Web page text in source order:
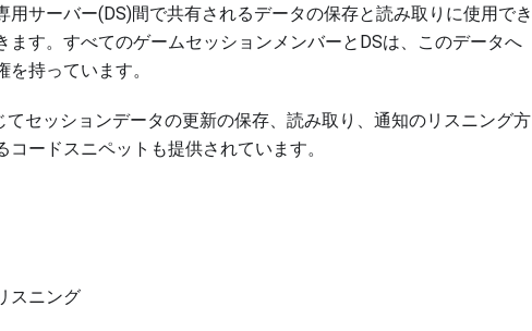
用サーバー(DS)間で共有されるデータの保存と読み取りに使用でき
ます。すべてのゲームセッションメンバーとDSは、このデータへ
持っています。
てセッションデータの更新の保存、読み取り、通知のリスニング方
ードスニペットも提供されています。
スニング